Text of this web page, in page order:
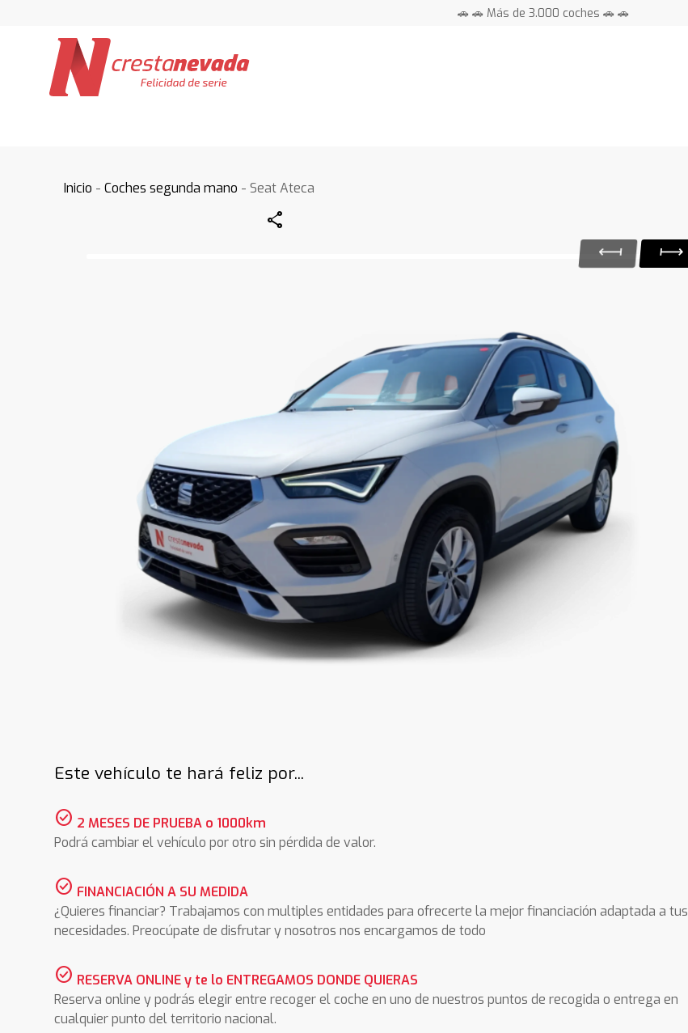
🚗 🚗 Más de 3.000 coches 🚗 🚗
Inicio -Coches segunda mano - Seat Ateca
Share
Este vehículo te hará feliz por...
check_circle 2 MESES DE PRUEBA o 1000km
Podrá cambiar el vehículo por otro sin pérdida de valor.
check_circle FINANCIACIÓN A SU MEDIDA
¿Quieres financiar? Trabajamos con multiples entidades para ofrecerte la mejor financiación adaptada a tus
necesidades. Preocúpate de disfrutar y nosotros nos encargamos de todo
check_circle RESERVA ONLINE y te lo ENTREGAMOS DONDE QUIERAS
Reserva online y podrás elegir entre recoger el coche en uno de nuestros puntos de recogida o entrega en
cualquier punto del territorio nacional.